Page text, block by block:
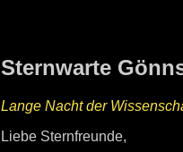
Sternwarte
Lange Nacht der
Liebe Sternfreunde,